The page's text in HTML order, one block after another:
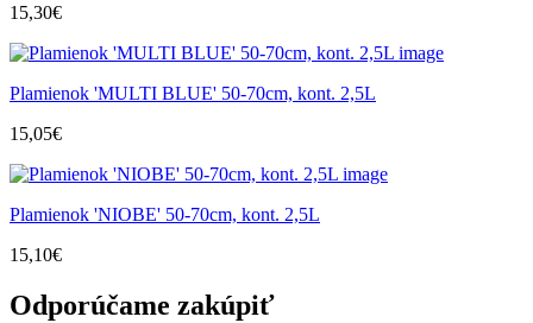
15,30€
Plamienok 'MULTI BLUE' 50-70cm, kont. 2,5L
15,05€
Plamienok 'NIOBE' 50-70cm, kont. 2,5L
15,10€
Odporúčame zakúpiť